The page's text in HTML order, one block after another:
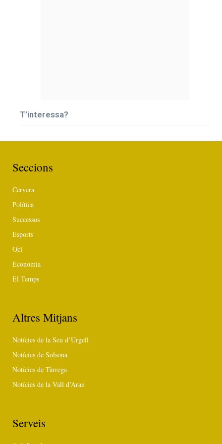
T’interessa?
Seccions
Cervera
Política
Successos
Esports
Oci
Economia
El Temps
Altres Mitjans
Notícies de la Seu d’Urgell
Notícies de Solsona
Notícies de Tàrrega
Notícies de la Vall d’Aran
Serveis